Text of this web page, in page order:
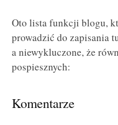
Oto lista funkcji blogu,
prowadzić do zapisania
a niewykluczone, że
pospiesznych:
Komentarze